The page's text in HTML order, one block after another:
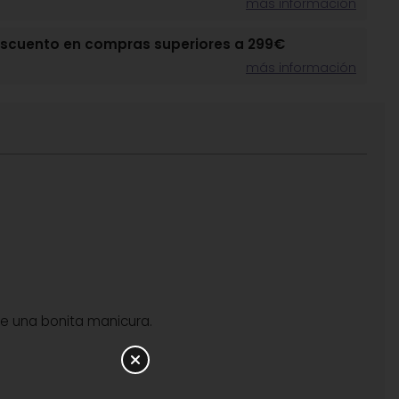
más información
en compras superiores a 299€
más información
una bonita manicura.